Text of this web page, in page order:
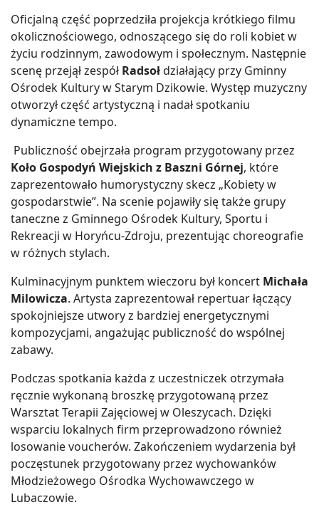
Oficjalną część poprzedziła projekcja krótkiego filmu
okolicznościowego, odnoszącego się do roli kobiet w
życiu rodzinnym, zawodowym i społecznym. Następnie
scenę przejął zespół Radsołdziałający przy Gminny
Ośrodek Kultury w Starym Dzikowie. Występ muzyczny
otworzył część artystyczną i nadał spotkaniu
dynamiczne tempo.
Publiczność obejrzała program przygotowany przez
Koło Gospodyń Wiejskich z Baszni Górnej, które
zaprezentowało humorystyczny skecz „Kobiety w
gospodarstwie”. Na scenie pojawiły się także grupy
taneczne z Gminnego Ośrodek Kultury, Sportu i
Rekreacji w Horyńcu-Zdroju, prezentując choreografie
w różnych stylach.
Kulminacyjnym punktem wieczoru był koncert Michała
Milowicza. Artysta zaprezentował repertuar łączący
spokojniejsze utwory z bardziej energetycznymi
kompozycjami, angażując publiczność do wspólnej
zabawy.
Podczas spotkania każda z uczestniczek otrzymała
ręcznie wykonaną broszkę przygotowaną przez
Warsztat Terapii Zajęciowej w Oleszycach. Dzięki
wsparciu lokalnych firm przeprowadzono również
losowanie voucherów. Zakończeniem wydarzenia był
poczęstunek przygotowany przez wychowanków
Młodzieżowego Ośrodka Wychowawczego w
Lubaczowie.